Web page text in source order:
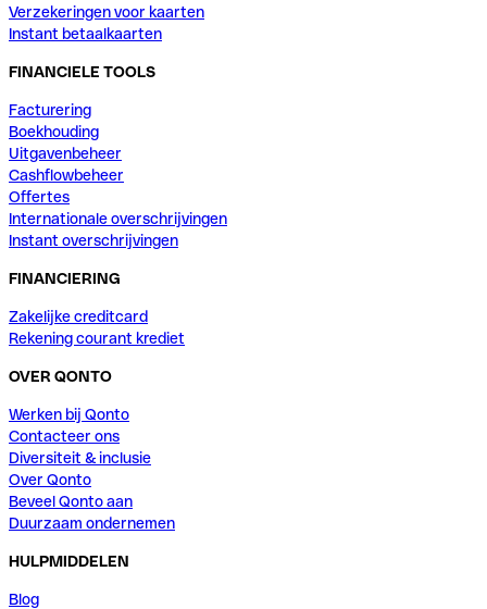
Verzekeringen voor kaarten
Instant betaalkaarten
FINANCIELE TOOLS
Facturering
Boekhouding
Uitgavenbeheer
Cashflowbeheer
Offertes
Internationale overschrijvingen
Instant overschrijvingen
FINANCIERING
Zakelijke creditcard
Rekening courant krediet
OVER QONTO
Werken bij Qonto
Contacteer ons
Diversiteit & inclusie
Over Qonto
Beveel Qonto aan
Duurzaam ondernemen
HULPMIDDELEN
Blog